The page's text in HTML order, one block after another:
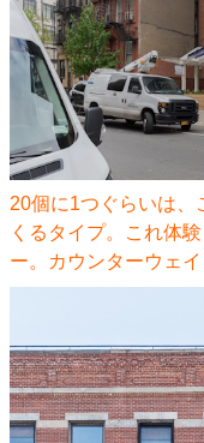
20個に1つぐらいは、
くるタイプ。これ体
ー。カウンターウェイ